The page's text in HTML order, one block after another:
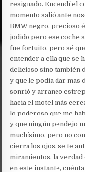
resignado. Encendí el
momento salió ante
BMW negro, precioso
jodido pero ese coche
fue fortuito, pero sé
entender a ella que se
delicioso sino también
y que le podía dar mas
sonrió y arranco
hacia el motel más
lo poderoso que me
y que ningún pendejo
muchísimo, pero no
cierra los ojos, se te
miramientos, la verdad
en este instante,